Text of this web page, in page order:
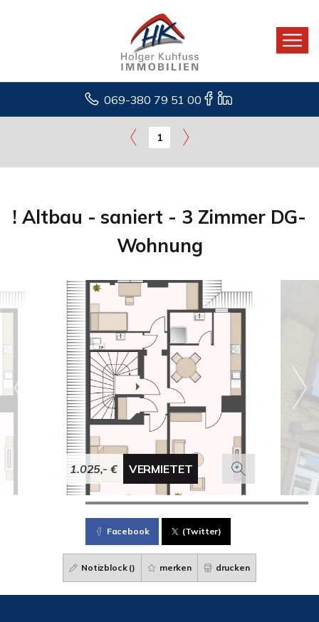
069-380 79 51 00
1
! Altbau - saniert - 3 Zimmer DG-
Wohnung
1.025,- € VERMIETET
Facebook (Twitter)
Notizblock () merken drucken